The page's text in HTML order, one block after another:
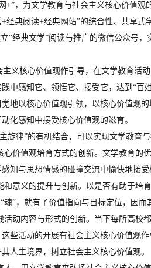
+”，为文学教育与社会主义核心价值
+经典阅读+经典网站”的综合性、共享式
“经典文学”阅读与推广的微信公众号
主义核心价值观作引导，在文学教育活
中感知它、领悟它、接受它，达到 “百
地以核心价值观引领，以核心价值观
化感知中接受核心价值观的滋育。
旋律”的有机结合，可以实现文学教育
心价值观培育方式的创新。文学教育的
知与思想情感的碰撞交流中愉快地接
和意义的提升与创新。以是否有助于培
“魂”，就有了价值指向与目标定位，因
活动内容与形式的创新。当下每所高校
些活动的开展有社会主义核心价值观
人生境界，树立社会主义核心价值观。